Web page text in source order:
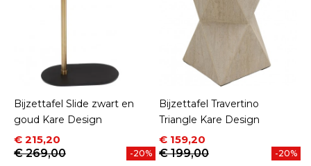
Bijzettafel Slide zwart en
goud Kare Design
Prijs
€ 215,20
Normale prijs
€ 269,00
-20%
Bijzettafel Travertino
Triangle Kare Design
Prijs
€ 159,20
Normale prijs
€ 199,00
-20%